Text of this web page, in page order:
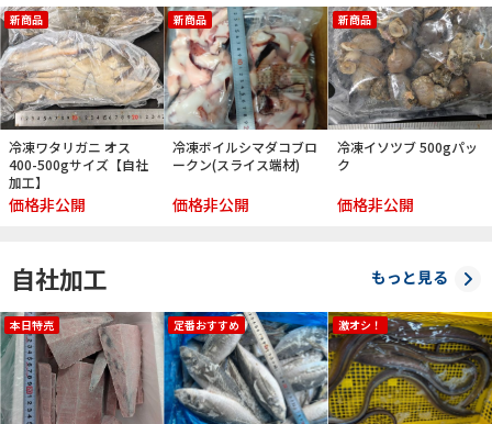
新商品
冷凍ワタリガニ オス
400-500gサイズ【自社
加工】
価格非公開
新商品
冷凍ボイルシマダコブロ
ークン(スライス端材)
価格非公開
新商品
冷凍イソツブ 500gパッ
ク
価格非公開
自社加工 もっと見る
本日特売 定番おすすめ 激オシ！